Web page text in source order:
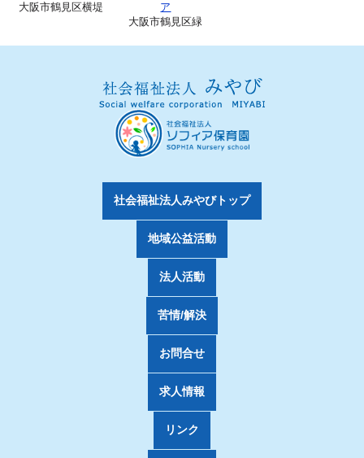
大阪市鶴見区横堤
ア
大阪市鶴見区緑
社会福祉法人みやびトップ
地域公益活動
法人活動
苦情/解決
お問合せ
求人情報
リンク